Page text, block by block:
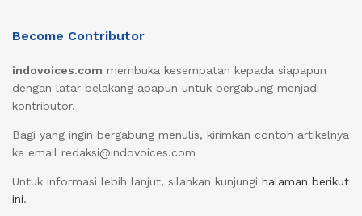
Become Contributor
indovoices.com membuka kesempatan kepada siapapun
dengan latar belakang apapun untuk bergabung menjadi
kontributor.
Bagi yang ingin bergabung menulis, kirimkan contoh artikelnya
ke email redaksi@indovoices.com
Untuk informasi lebih lanjut, silahkan kunjungi halaman berikut
ini.